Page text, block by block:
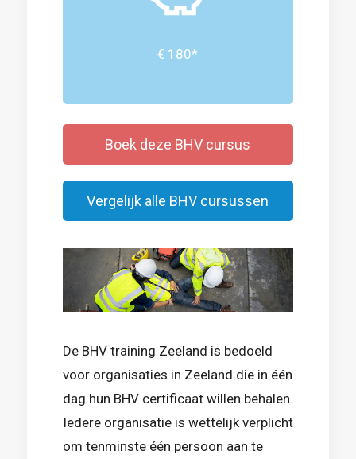
€ 180*
Boek deze BHV cursus
Vergelijk alle BHV cursussen
De BHV training Zeeland is bedoeld
voor organisaties in Zeeland die in één
dag hun BHV certificaat willen behalen.
Iedere organisatie is wettelijk verplicht
om tenminste één persoon aan te